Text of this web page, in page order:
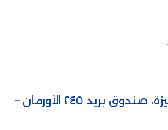
٣٢ ج شارع مراد – الجيزة، صندوق بريد ٢٤٥ الأورمان –